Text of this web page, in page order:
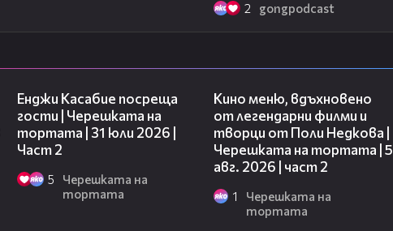
2 gongpodcast
Енджи Касабие посреща
гости | Черешката на
тортата | 31 юли 2026 |
Част 2
5
Черешката на
тортата
Кино меню, вдъхновено
от легендарни филми и
творци от Поли Недкова |
Черешката на тортата | 5
авг. 2026 | част 2
1
Черешката на
тортата